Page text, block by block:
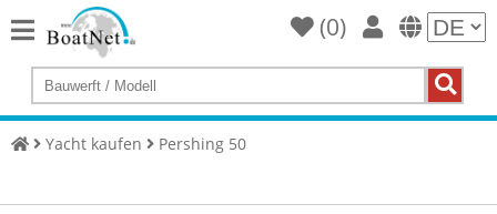
Home
Yacht
(0)
Yacht kaufen Pershing 50